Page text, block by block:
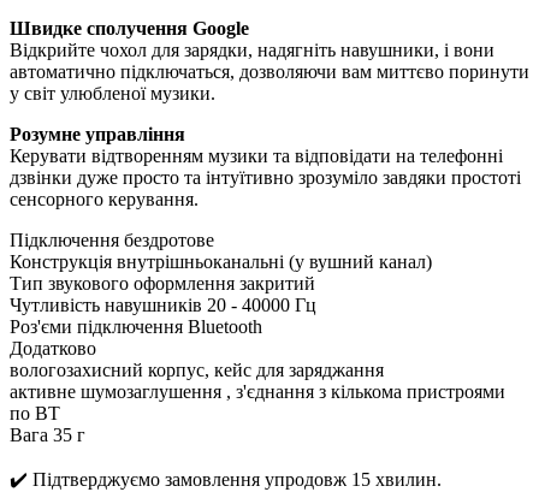
Швидке сполучення Google
Відкрийте чохол для зарядки, надягніть навушники, і вони
автоматично підключаться, дозволяючи вам миттєво поринути
у світ улюбленої музики.
Розумне управління
Керувати відтворенням музики та відповідати на телефонні
дзвінки дуже просто та інтуїтивно зрозуміло завдяки простоті
сенсорного керування.
Підключення бездротове
Конструкція внутрішньоканальні (у вушний канал)
Тип звукового оформлення закритий
Чутливість навушників 20 - 40000 Гц
Роз'єми підключення Bluetooth
Додатково
вологозахисний корпус, кейс для заряджання
активне шумозаглушення , з'єднання з кількома пристроями
по BT
Вага 35 г
✔️ Підтверджуємо замовлення упродовж 15 хвилин.